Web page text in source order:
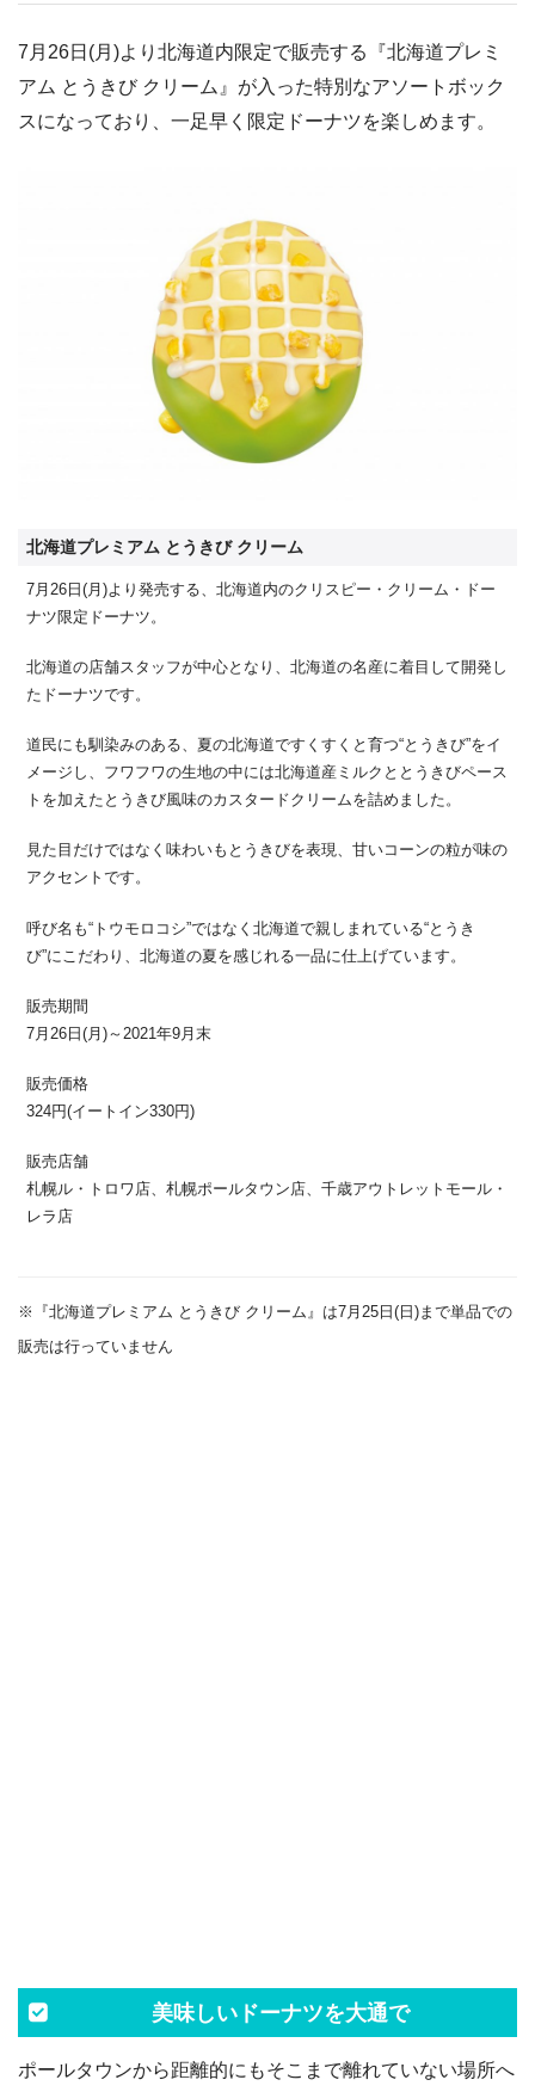
7月26日(月)より北海道内限定で販売する『北海道プレミ
アム とうきび クリーム』が入った特別なアソートボック
スになっており、一足早く限定ドーナツを楽しめます。
北海道プレミアム とうきび クリーム
7月26日(月)より発売する、北海道内のクリスピー・クリーム・ドー
ナツ限定ドーナツ。
北海道の店舗スタッフが中心となり、北海道の名産に着目して開発し
たドーナツです。
道民にも馴染みのある、夏の北海道ですくすくと育つ“とうきび”をイ
メージし、フワフワの生地の中には北海道産ミルクととうきびペース
トを加えたとうきび風味のカスタードクリームを詰めました。
見た目だけではなく味わいもとうきびを表現、甘いコーンの粒が味の
アクセントです。
呼び名も“トウモロコシ”ではなく北海道で親しまれている“とうき
び”にこだわり、北海道の夏を感じれる一品に仕上げています。
販売期間
7月26日(月)～2021年9月末
販売価格
324円(イートイン330円)
販売店舗
札幌ル・トロワ店、札幌ポールタウン店、千歳アウトレットモール・
レラ店
※『北海道プレミアム とうきび クリーム』は7月25日(日)まで単品での
販売は行っていません
美味しいドーナツを大通で
ポールタウンから距離的にもそこまで離れていない場所へ